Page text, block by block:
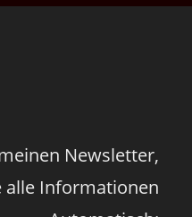
Newsletter,
alle Informationen